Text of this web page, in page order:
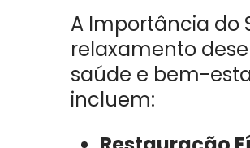
A Importância do
relaxamento
saúde e bem-
incluem: